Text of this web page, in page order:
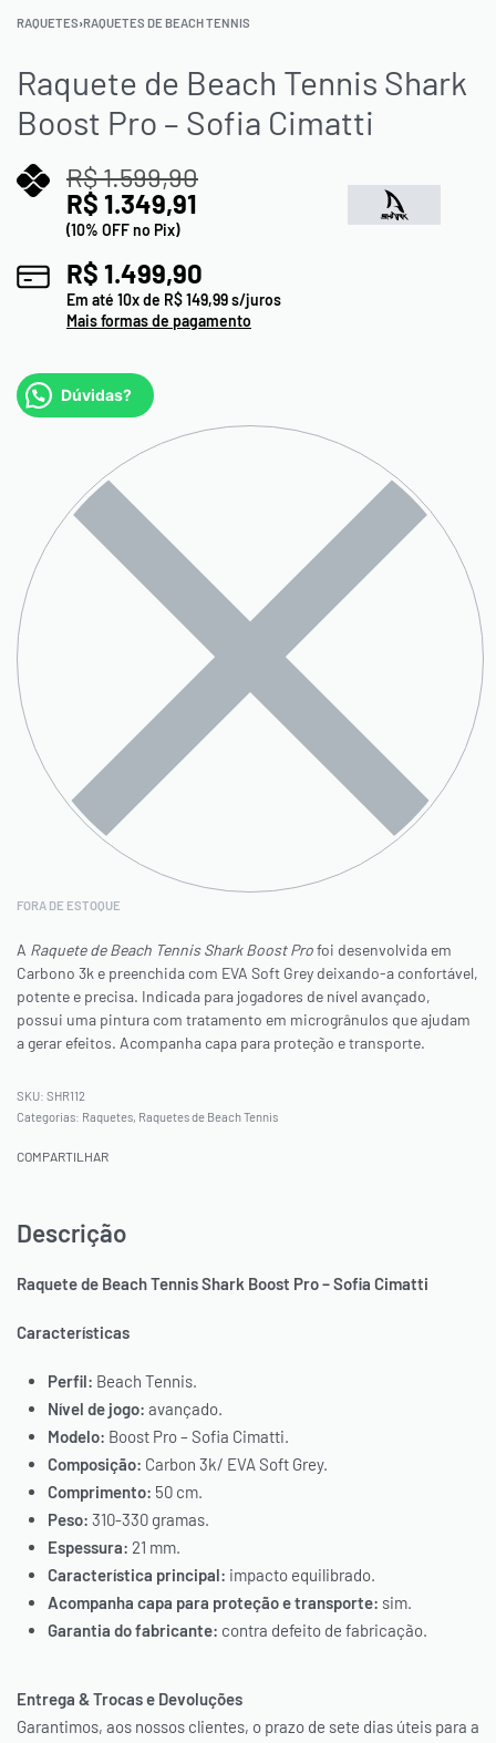
RAQUETES›RAQUETES DE BEACH TENNIS
Raquete de Beach Tennis Shark
Boost Pro – Sofia Cimatti
R$1.599,90
R$ 1.349,91
(10% OFF no Pix)
R$ 1.499,90
Em até 10x de R$149,99s/juros
Mais formas de pagamento
Dúvidas?
FORA DE ESTOQUE
A Raquete de Beach Tennis Shark Boost Profoi desenvolvida em
Carbono 3k e preenchida com EVA Soft Grey deixando-a confortável,
potente e precisa. Indicada para jogadores de nível avançado,
possui uma pintura com tratamento em microgrânulos que ajudam
a gerar efeitos. Acompanha capa para proteção e transporte.
SHR112
Categorias: Raquetes, Raquetes de Beach Tennis
COMPARTILHAR
Descrição
Raquete de Beach Tennis Shark Boost Pro – Sofia Cimatti
Características
Perfil: Beach Tennis.
Nível de jogo: avançado.
Modelo: Boost Pro – Sofia Cimatti.
Composição: Carbon 3k/ EVA Soft Grey.
Comprimento: 50 cm.
Peso: 310-330 gramas.
Espessura: 21 mm.
Característica principal: impacto equilibrado.
Acompanha capa para proteção e transporte: sim.
Garantia do fabricante: contra defeito de fabricação.
Entrega & Trocas e Devoluções
Garantimos, aos nossos clientes, o prazo de sete dias úteis para a